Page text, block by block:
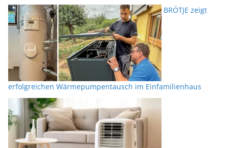
BRÖTJE zeigt
erfolgreichen Wärmepumpentausch im Einfamilienhaus